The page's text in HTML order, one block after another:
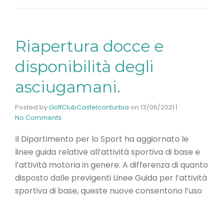
Riapertura docce e
disponibilità degli
asciugamani.
Posted byGolfClubCastelconturbia on 13/06/2021 |
No Comments
Il Dipartimento per lo Sport ha aggiornato le
linee guida relative all’attività sportiva di base e
l’attività motoria in genere. A differenza di quanto
disposto dalle previgenti Linee Guida per l’attività
sportiva di base, queste nuove consentono l’uso